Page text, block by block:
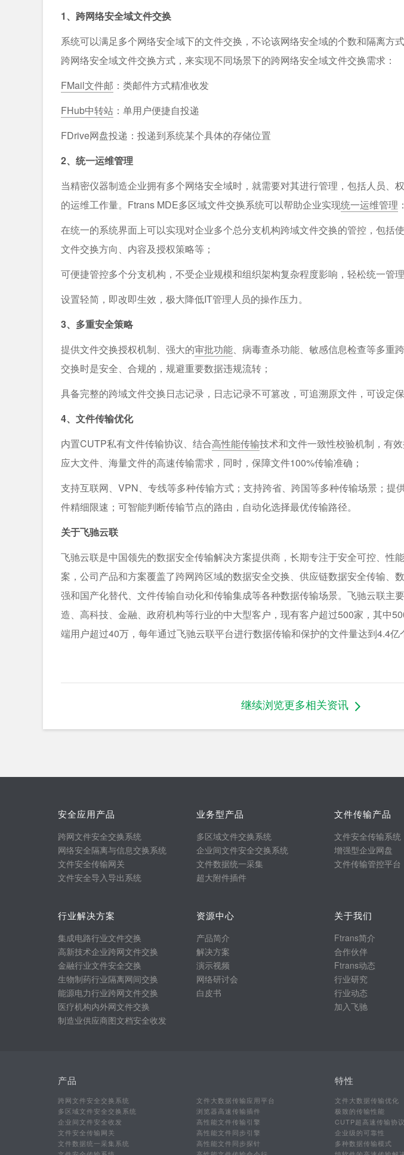
1、跨网络安全域文件交换
系统可以满足多个网络安全域下的文件交换，不论该网络安全域的个数和隔离方
跨网络安全域文件交换方式，来实现不同场景下的跨网络安全域文件交换需求：
FMail文件邮 ：类邮件方式精准收发
FHub中转站 ：单用户便捷自投递
FDrive网盘投递：投递到系统某个具体的存储位置
2、统一运维管理
当精密仪器制造企业拥有多个网络安全域时，就需要对其进行管理，包括人员、
的运维工作量。Ftrans MDE多区域文件交换系统可以帮助企业实现统一运维管理 ：
在统一的系统界面上可以实现对企业多个总分支机构跨域文件交换的管控，包括
文件交换方向、内容及授权策略等；
可便捷管控多个分支机构，不受企业规模和组织架构复杂程度影响，轻松统一管理
设置轻简，即改即生效，极大降低IT管理人员的操作压力。
3、多重安全策略
提供文件交换授权机制、强大的审批功能、病毒查杀功能、敏感信息检查等多重
交换时是安全、合规的，规避重要数据违规流转；
具备完整的跨域文件交换日志记录，日志记录不可篡改，可追溯原文件，可设定
4、文件传输优化
内置CUTP私有文件传输协议、结合高性能传输技术和文件一致性校验机制，有
应大文件、海量文件的高速传输需求，同时，保障文件100%传输准确；
支持互联网、VPN、专线等多种传输方式；支持跨省、跨国等多种传输场景；提
件精细限速；可智能判断传输节点的路由，自动化选择最优传输路径。
关于飞驰云联
飞驰云联是中国领先的数据安全传输解决方案提供商，长期专注于安全可控、性
案，公司产品和方案覆盖了跨网跨区域的数据安全交换、供应链数据安全传输、
强和国产化替代、文件传输自动化和传输集成等各种数据传输场景。飞驰云联主
造、高科技、金融、政府机构等行业的中大型客户，现有客户超过500家，其中
端用户超过40万，每年通过飞驰云联平台进行数据传输和保护的文件量达到4.4亿
继续浏览更多相关资讯
安全应用产品
跨网文件安全交换系统
网络安全隔离与信息交换系统
文件安全传输网关
文件安全导入导出系统
业务型产品
多区域文件交换系统
企业间文件安全交换系统
文件数据统一采集
超大附件插件
文件传输产品
文件安全传输系统
增强型企业网盘
文件传输管控平台
行业解决方案
集成电路行业文件交换
高新技术企业跨网文件交换
金融行业文件安全交换
生物制药行业隔离网间交换
能源电力行业跨网文件交换
医疗机构内外网文件交换
制造业供应商图文档安全收发
资源中心
产品简介
解决方案
演示视频
网络研讨会
白皮书
关于我们
Ftrans简介
合作伙伴
Ftrans动态
行业研究
行业动态
加入飞驰
产品
跨网文件安全交换系统
多区域文件安全交换系统
企业间文件安全收发
文件安全传输网关
文件数据统一采集系统
文件大数据传输应用平台
浏览器高速传输插件
高性能文件传输引擎
高性能文件同步引擎
高性能文件同步探针
特性
文件大数据传输优化
极致的传输性能
CUTP超高速传输协议
企业级的可靠性
多种数据传输模式